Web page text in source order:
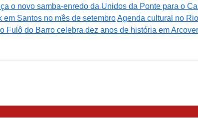
o novo samba-enredo da Unidos da Ponte para o
Santos no mês de setembroAgenda cultural no
Fulô do Barro celebra dez anos de história em